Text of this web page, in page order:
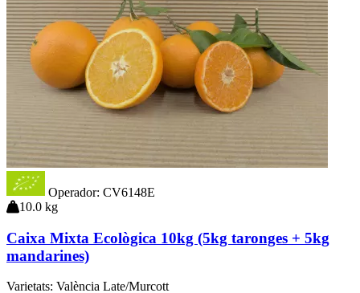
Operador: CV6148E
10.0 kg
Caixa Mixta Ecològica 10kg (5kg taronges + 5kg
mandarines)
Varietats: València Late/Murcott